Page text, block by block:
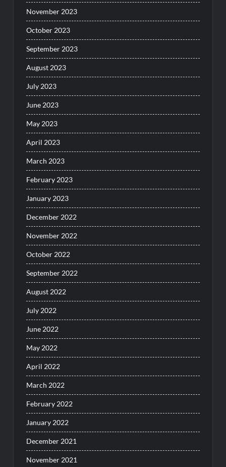
November 2023
October 2023
September 2023
August 2023
July 2023
June 2023
May 2023
April 2023
March 2023
February 2023
January 2023
December 2022
November 2022
October 2022
September 2022
August 2022
July 2022
June 2022
May 2022
April 2022
March 2022
February 2022
January 2022
December 2021
November 2021